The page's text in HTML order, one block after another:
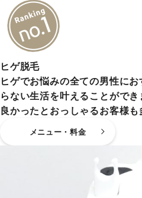
ヒゲ脱毛
ヒゲでお悩みの全ての男性に
らない生活を叶えることがで
良かったとおっしゃるお客様も
メニュー・料金